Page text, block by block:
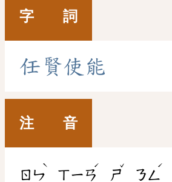
字 詞
任 賢使 能
注 音
ㄖㄣ
ˋ
ㄒㄧㄢ
ˊ
ㄕ
ˇ
ㄋㄥ
ˊ